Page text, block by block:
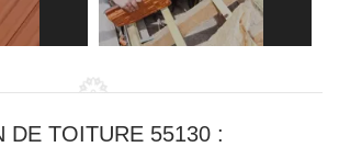
DE TOITURE 55130 :